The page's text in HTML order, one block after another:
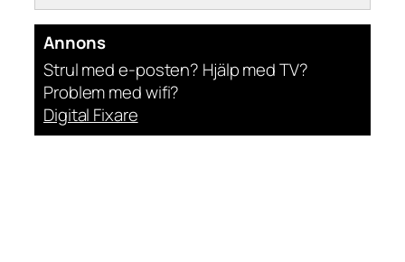
Annons
Strul med e-posten? Hjälp med TV?
Problem med wifi?
Digital Fixare